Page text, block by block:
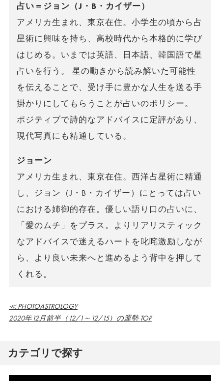
占い＝ジョン（J・B・カイザー）
アメリカ生まれ、東京在住。小学生の頃から占
星術に興味を持ち、高校時代から本格的に学び
はじめる。いまでは英語、日本語、韓国語で星
占いを行う。 星の動きから読み解いた可能性
を伝えることで、受け手に豊かな人生を送る手
掛かりにしてもらうことが占いのポリシー。
ポジティブで詩的なアドバイスに定評があり、
現代写真にも精通している。
ジョーン
アメリカ生まれ、東京在住。西洋占星術に精通
し、ジョン（J・B・カイザー）にとっては占い
における姉御的存在。優しい語り口の占いに、
「愛のムチ」をプラス。よりリアリスティック
なアドバイスで迷えるハートを叱咤激励しなが
ら、より良い未来へと進めるよう背中を押して
くれる。
≪ PHOTOASTROLOGY
2020年12月前半（12/1～12/15）の運勢 TOP
カテゴリで探す